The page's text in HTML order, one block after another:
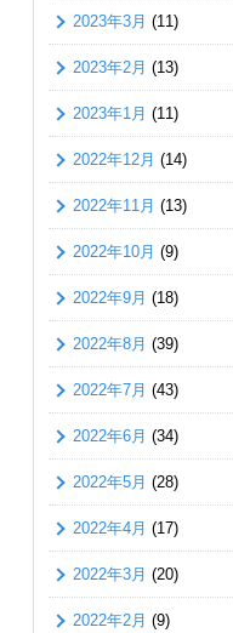
2023年3月 (11)
2023年2月 (13)
2023年1月 (11)
2022年12月 (14)
2022年11月 (13)
2022年10月 (9)
2022年9月 (18)
2022年8月 (39)
2022年7月 (43)
2022年6月 (34)
2022年5月 (28)
2022年4月 (17)
2022年3月 (20)
2022年2月 (9)